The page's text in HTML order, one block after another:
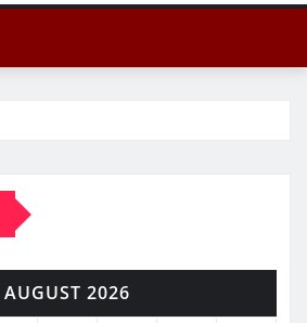
AUGUST 2026